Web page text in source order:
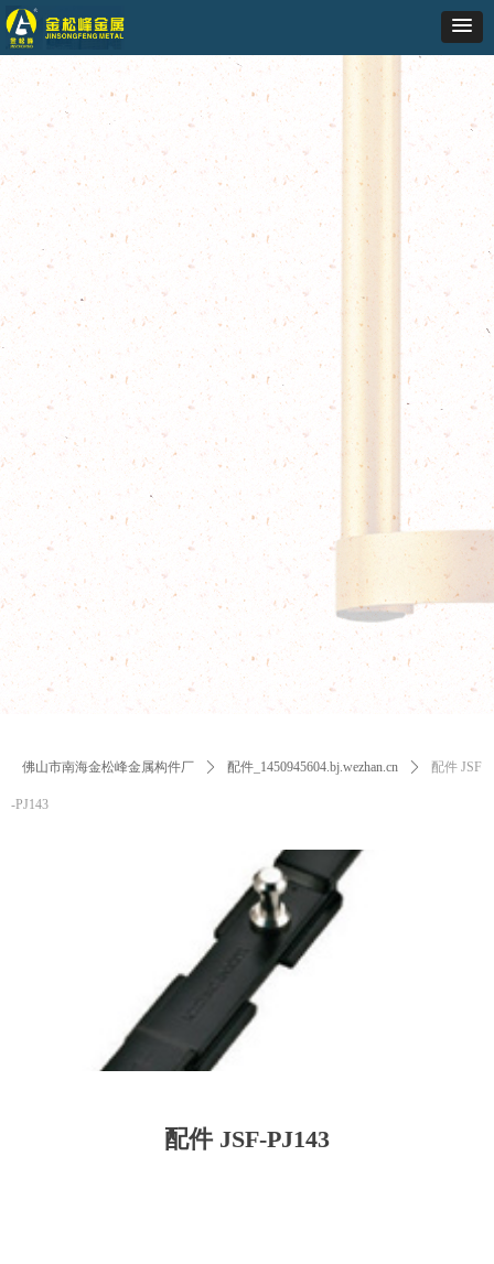
佛山市南海金松峰金属构件厂 ꄲ 配件_1450945604.bj.wezhan.cn ꄲ 配件 JSF
-PJ143
配件 JSF-PJ143